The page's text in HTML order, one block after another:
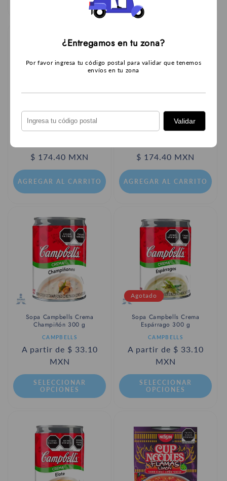
Sopa Maruchan Res 64 g
Proveedor:
Precio
habitual
$ 174.40 MXN
AGREGAR AL CARRITO
Sopa Maruchan Camarón 64 g
Proveedor:
Precio
habitual
$ 174.40 MXN
AGREGAR AL CARRITO
Sopa Campbells Crema
Champiñón 300 g
Proveedor:CAMPBELLS
Precio
habitual
A partir de $ 33.10
MXN
SELECCIONAR
OPCIONES
Agotado
Sopa Campbells Crema
Espárrago 300 g
Proveedor:CAMPBELLS
Precio
habitual
A partir de $ 33.10
MXN
SELECCIONAR
OPCIONES
¿Entregamos en tu zona?
Por favor ingresa tu código postal para validar que tenemos
envíos en tu zona
Validar